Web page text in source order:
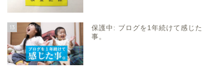
13
保護中: ブログを1年続けて感じた
事。